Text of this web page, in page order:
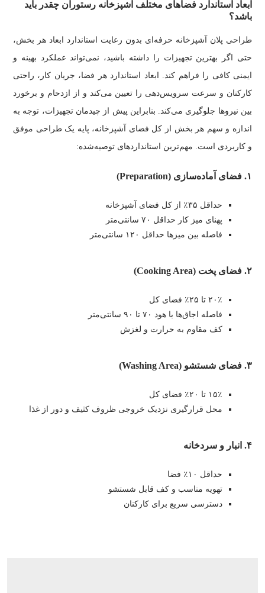
ابعاد استاندارد فضاهای مختلف آشپزخانه رستوران چقدر باید
باشد؟
طراحی پلان آشپزخانه حرفه‌ای بدون رعایت استاندارد ابعاد هر بخش،
حتی اگر بهترین تجهیزات را داشته باشید، نمی‌تواند عملکرد بهینه و
ایمنی کافی را فراهم کند. ابعاد استاندارد هر فضا، جریان کار، راحتی
کارکنان و سرعت سرویس‌دهی را تعیین می‌کند و از ازدحام و برخورد
بین نیروها جلوگیری می‌کند. بنابراین پیش از چیدمان تجهیزات، توجه به
اندازه و سهم هر بخش از کل فضای آشپزخانه، پایه یک طراحی موفق
و کاربردی است. مهم‌ترین استانداردهای توصیه‌شده:
۱. فضای آماده‌سازی (Preparation)
حداقل ۳۵٪ از کل فضای آشپزخانه
پهنای میز کار حداقل ۷۰ سانتی‌متر
فاصله بین میزها حداقل ۱۲۰ سانتی‌متر
۲. فضای پخت (Cooking Area)
۲۰٪ تا ۲۵٪ فضای کل
فاصله اجاق‌ها با هود ۷۰ تا ۹۰ سانتی‌متر
کف مقاوم به حرارت و لغزش
۳. فضای شستشو (Washing Area)
۱۵٪ تا ۲۰٪ فضای کل
محل قرارگیری نزدیک خروجی ظروف کثیف و دور از غذا
۴. انبار و سردخانه
حداقل ۱۰٪ فضا
تهویه مناسب و کف قابل شستشو
دسترسی سریع برای کارکنان